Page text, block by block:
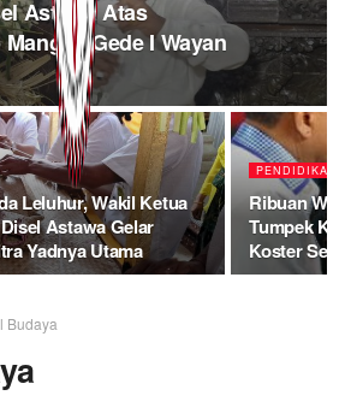
Astawa Atas
Gede I Wayan
Leluhur, Wakil Ketua
Astawa Gelar
Yadnya Utama
PENDIDIKAN
Ribuan
Tumpek
Koster
Budaya